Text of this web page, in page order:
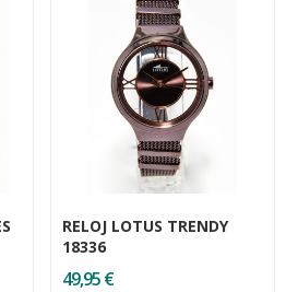
RELOJ LOTUS TRENDY
18336
49,95 €